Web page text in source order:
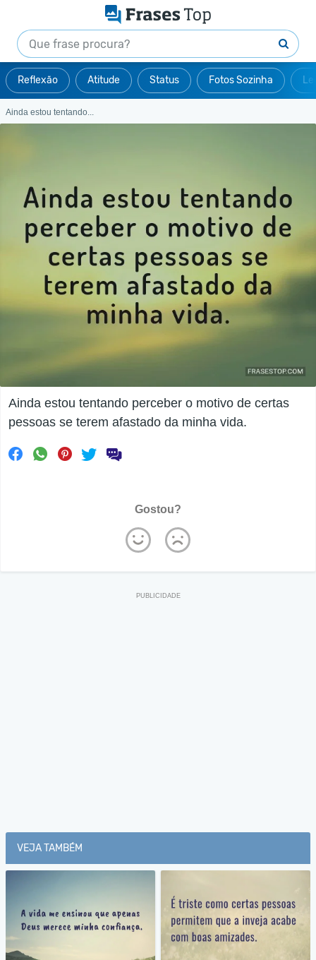
Reflexão Atitude Status Fotos Sozinha
Ainda estou tentando...
Ainda estou tentando perceber o motivo de certas
pessoas se terem afastado da minha vida.
Gostou?
VEJA TAMBÉM